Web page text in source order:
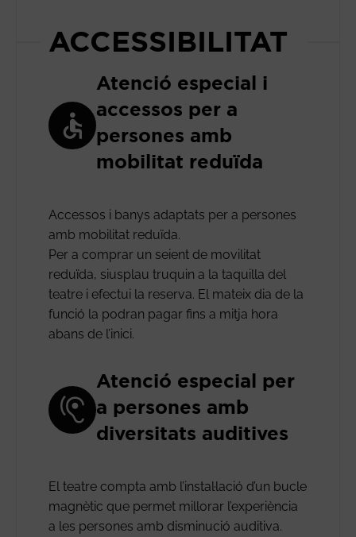
ACCESSIBILITAT
Atenció especial i
accessos per a
persones amb
mobilitat reduïda
Accessos i banys adaptats per a persones
amb mobilitat reduïda.
Per a comprar un seient de movilitat
reduïda, siusplau truquin a la taquilla del
teatre i efectui la reserva. El mateix dia de la
funció la podran pagar fins a mitja hora
abans de l’inici.
Atenció especial per
a persones amb
diversitats auditives
El teatre compta amb l’instal·lació d’un bucle
magnètic que permet millorar l’experiència
a les persones amb disminució auditiva.